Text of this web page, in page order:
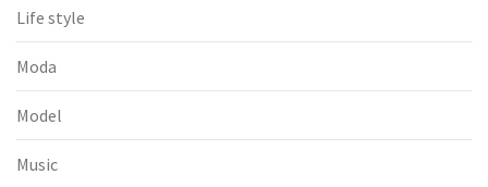
Life style
Moda
Model
Music